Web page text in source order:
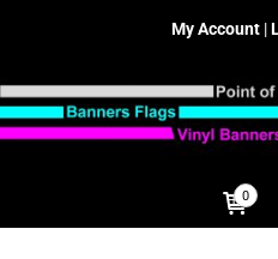
My Account |
0